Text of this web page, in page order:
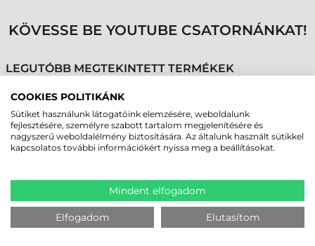
KÖVESSE BE YOUTUBE CSATORNÁNKAT!
LEGUTÓBB MEGTEKINTETT TERMÉKEK
SYMBOL / MOTOROLA
KIEGÉSZÍTŐ, BILL., 36
GOMB, NUMBERKUS
(SZÁMOLÓGÉP
ALFA, 6FN (CS
COOKIES POLITIKÁNK
Sütiket használunk látogatóink elemzésére, weboldalunk
fejlesztésére, személyre szabott tartalom megjelenítésére és
nagyszerű weboldalélmény biztosítására. Az általunk használt sütikkel
kapcsolatos további információkért nyissa meg a beállításokat.
Mindent elfogadom
Elfogadom Elutasítom